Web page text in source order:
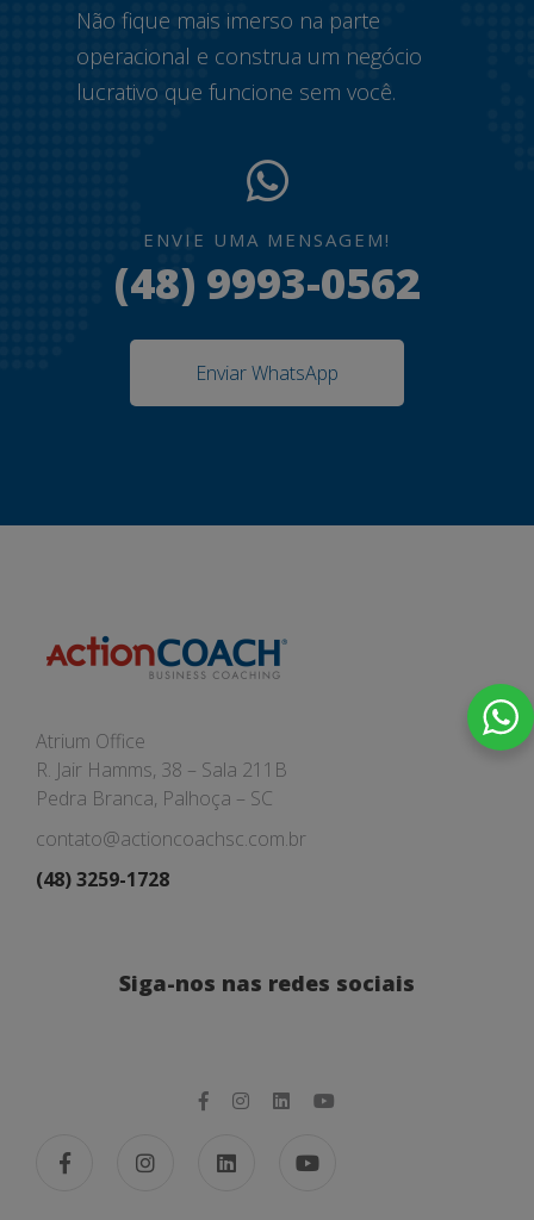
Não fique mais imerso na parte
operacional e construa um negócio
lucrativo que funcione sem você.
ENVIE UMA MENSAGEM!
(48) 9993-0562
Enviar WhatsApp
Atrium Office
R. Jair Hamms, 38 – Sala 211B
Pedra Branca, Palhoça – SC
contato@actioncoachsc.com.br
(48) 3259-1728
Siga-nos nas redes sociais